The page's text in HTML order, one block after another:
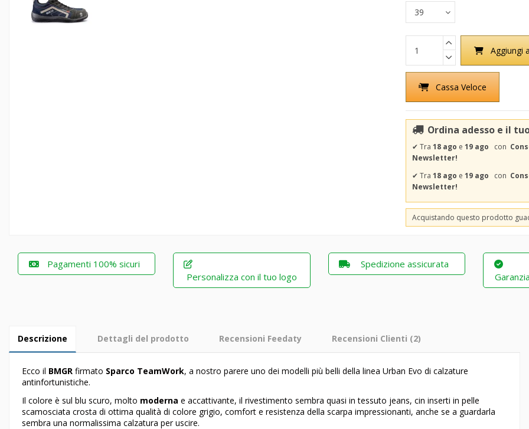
Aggiungi
Cassa Veloce
Ordina adesso e il
✔ Tra 18 ago e 19 ago con
Newsletter!
✔ Tra 18 ago e 19 ago con
Newsletter!
Acquistando questo prodotto
Pagamenti 100% sicuri
Personalizza con il tuo logo
Spedizione assicurata
Descrizione Dettagli del prodotto Recensioni Feedaty Recensioni Clienti (2)
Ecco il BMGR firmato Sparco TeamWork, a nostro parere uno dei modelli più belli della linea Urban Evo di calzature
antinfortunistiche.
Il colore è sul blu scuro, molto moderna e accattivante, il rivestimento sembra quasi in tessuto jeans, cin inserti in pelle
scamosciata crosta di ottima qualità di colore grigio, comfort e resistenza della scarpa impressionanti, anche se a guardarla
sembra una normalissima calzatura per uscire.